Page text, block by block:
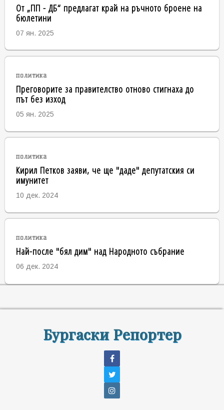
От „ПП - ДБ“ предлагат край на ръчното броене на
бюлетини
07 ян. 2025
политика
Преговорите за правителство отново стигнаха до
път без изход
05 ян. 2025
политика
Кирил Петков заяви, че ще "даде" депутатския си
имунитет
10 дек. 2024
политика
Най-после "бял дим" над Народното събрание
06 дек. 2024
Бургаски Репортер